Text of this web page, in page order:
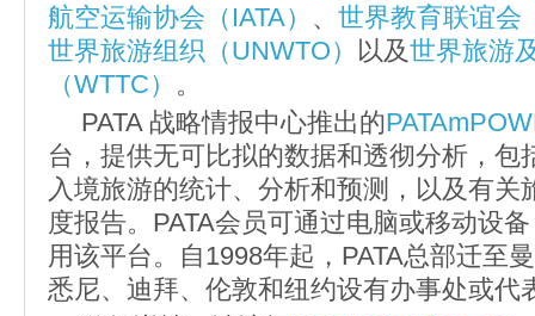
航空运输协会（IATA） 、 世界教育联谊会
世界旅游组织（UNWTO）
以及世界旅游
（WTTC） 。
PATA 战略情报中心推出的
台，提供无可比拟的数据和透彻分析，包
入境旅游的统计、分析和预测，以及有关
度报告。PATA会员可通过电脑或移动设
用该平台。自1998年起，PATA总部迁至
悉尼、迪拜、伦敦和纽约设有办事处或代